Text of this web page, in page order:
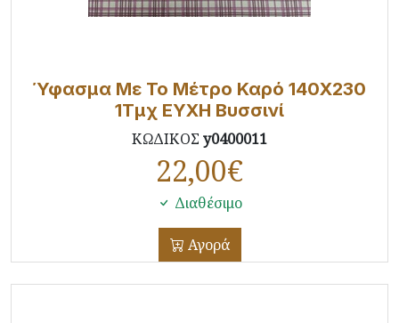
Ύφασμα Με Το Μέτρο Καρό 140X230
1Τμχ ΕΥΧΗ Βυσσινί
ΚΩΔΙΚΟΣ y0400011
22,00€
Διαθέσιμο
Αγορά